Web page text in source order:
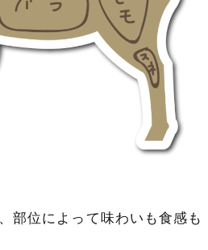
部位によって味わいも食感も